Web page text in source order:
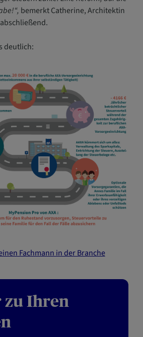
bemerkt Catherine, Architektin
deutlich:
Fachmann in der Branche
zu Ihren